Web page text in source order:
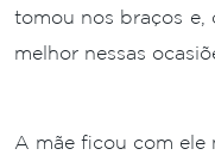
tomou nos braços e,
melhor nessas
A mãe ficou com ele